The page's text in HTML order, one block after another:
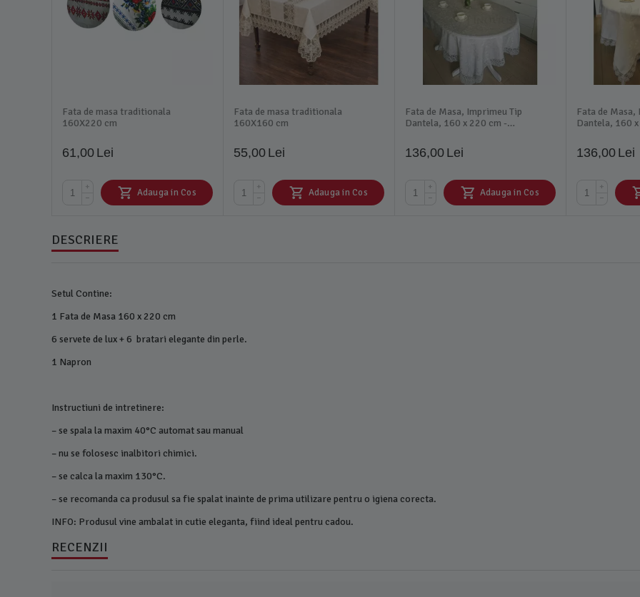
Fata de masa traditionala
160X220 cm
61,00 Lei
+
−
Adauga in Cos
Fata de masa traditionala
160X160 cm
55,00 Lei
+
−
Adauga in Cos
Fata de Masa, Imprimeu Tip
Dantela, 160 x 220 cm -
136,00 Lei
+
−
Adauga in Cos
Fata de Masa,
Dantela, 160
136,00 Lei
+
−
DESCRIERE
Setul Contine:
1 Fata de Masa 160 x 220 cm
6 servete de lux + 6 bratari elegante din perle.
1 Napron
Instructiuni de intretinere:
– se spala la maxim 40°C automat sau manual
– nu se folosesc inalbitori chimici.
– se calca la maxim 130°C.
– se recomanda ca produsul sa fie spalat inainte de prima utilizare pentru o igiena corecta.
INFO: Produsul vine ambalat in cutie eleganta, fiind ideal pentru cadou.
RECENZII